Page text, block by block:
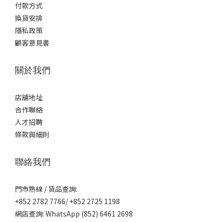
付款方式
換貨安排
隱私政策
顧客意見書
關於我們
店舖地址
合作聯絡
人才招聘
條款與細則
聯絡我們
門市熱線 / 貨品查詢:
+852 2782 7766/ +852 2725 1198
網店查詢: WhatsApp (852) 6461 2698